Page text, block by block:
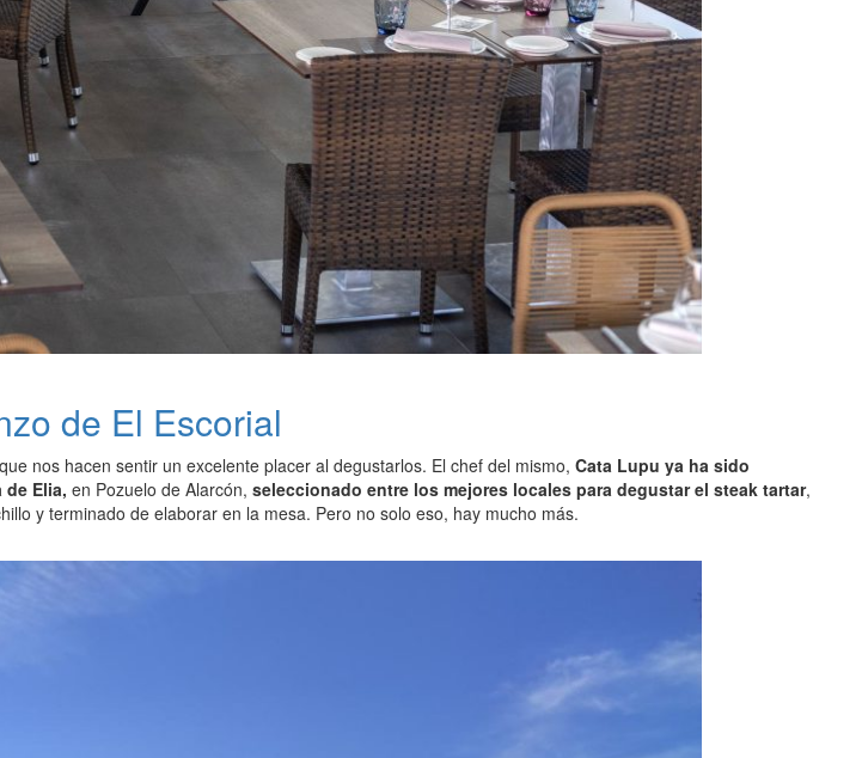
de El Escorial
que nos hacen sentir un excelente placer al degustarlos. El chef del mismo, Cata Lupu ya ha sido
Elia, en Pozuelo de Alarcón, seleccionado entre los mejores locales para degustar el steak tartar,
y terminado de elaborar en la mesa. Pero no solo eso, hay mucho más.